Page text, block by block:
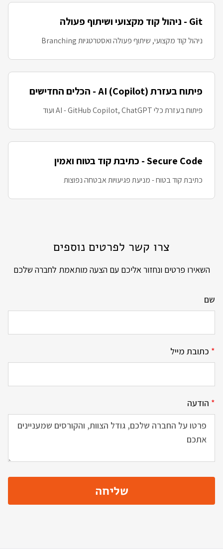
Git - ניהול קוד מקצועי ושיתוף פעולה
ניהול קוד מקצועי, שיתוף פעולה ואסטרטגיות Branching
פיתוח בעזרת AI (Copilot) - הכלים החדישים
פיתוח בעזרת כלי AI - GitHub Copilot, ChatGPT ועוד
Secure Code - כתיבת קוד בטוח ואמין
כתיבת קוד בטוח - מניעת פגיעויות אבטחה נפוצות
צרו קשר לפרטים נוספים
השאירו פרטים ונחזור אליכם עם הצעה מותאמת לחברה שלכם
שם
* כתובת מייל
* הודעה
שליחה